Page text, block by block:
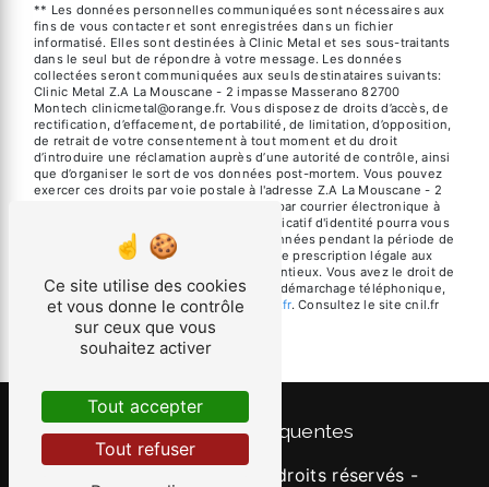
** Les données personnelles communiquées sont nécessaires aux
fins de vous contacter et sont enregistrées dans un fichier
informatisé. Elles sont destinées à Clinic Metal et ses sous-traitants
dans le seul but de répondre à votre message. Les données
collectées seront communiquées aux seuls destinataires suivants:
Clinic Metal Z.A La Mouscane - 2 impasse Masserano 82700
Montech clinicmetal@orange.fr. Vous disposez de droits d’accès, de
rectification, d’effacement, de portabilité, de limitation, d’opposition,
de retrait de votre consentement à tout moment et du droit
d’introduire une réclamation auprès d’une autorité de contrôle, ainsi
que d’organiser le sort de vos données post-mortem. Vous pouvez
exercer ces droits par voie postale à l'adresse Z.A La Mouscane - 2
impasse Masserano 82700 Montech ou par courrier électronique à
l'adresse clinicmetal@orange.fr. Un justificatif d'identité pourra vous
être demandé. Nous conservons vos données pendant la période de
prise de contact puis pendant la durée de prescription légale aux
fins probatoires et de gestion des contentieux. Vous avez le droit de
vous inscrire sur la liste d'opposition au démarchage téléphonique,
disponible à cette adresse:Bloctel.gouv.fr. Consultez le site cnil.fr
pour plus d’informations sur vos droits.
Recherches fréquentes
- 2026 - Tous droits réservés -
Ce site utilise des cookies
et vous donne le contrôle
sur ceux que vous
souhaitez activer
Tout accepter
Tout refuser